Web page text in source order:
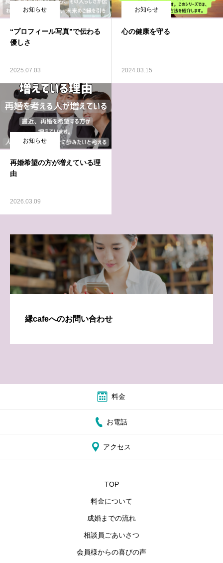
お知らせ
“プロフィール写真”で伝わる
優しさ
2025.07.03
お知らせ
心の健康を守る
2024.03.15
お知らせ
再婚希望の方が増えている理
由
2026.03.09
縁cafeへのお問い合わせ
料金
お電話
アクセス
TOP
料金について
成婚までの流れ
相談員ごあいさつ
会員様からの喜びの声